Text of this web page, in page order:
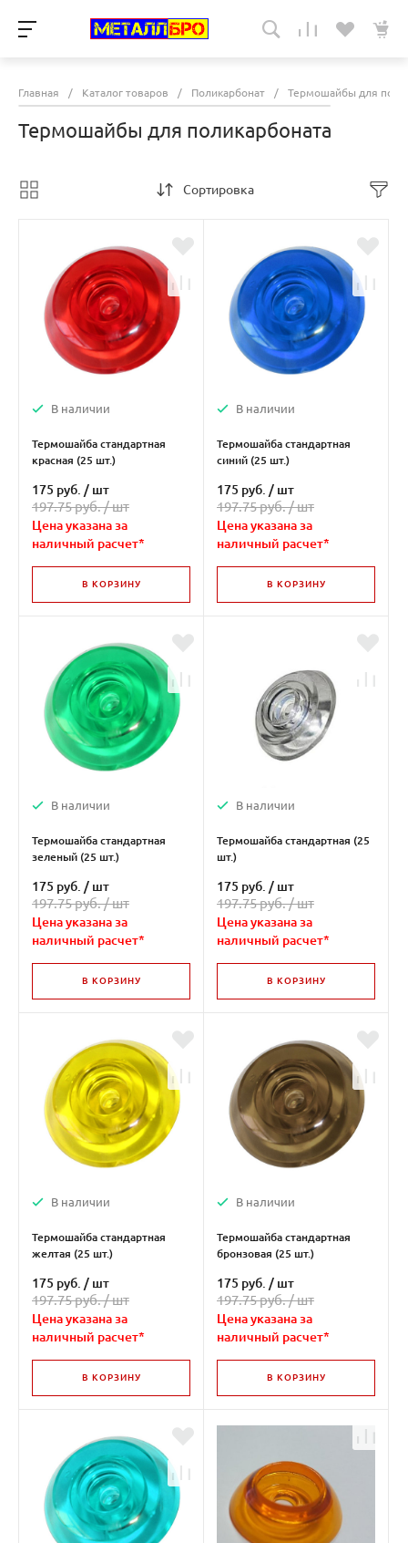
Главная / Каталог товаров / Поликарбонат / Термошайбы для
Термошайбы для поликарбоната
Сортировка
В наличии
Термошайба стандартная
красная (25 шт.)
175 руб. / шт
197.75 руб. /шт
Цена указана за
наличный расчет*
В КОРЗИНУ
В наличии
Термошайба стандартная
синий (25 шт.)
175 руб. / шт
197.75 руб. /шт
Цена указана за
наличный расчет*
В КОРЗИНУ
В наличии
Термошайба стандартная
зеленый (25 шт.)
175 руб. / шт
197.75 руб. /шт
Цена указана за
наличный расчет*
В КОРЗИНУ
В наличии
Термошайба стандартная (25
шт.)
175 руб. / шт
197.75 руб. /шт
Цена указана за
наличный расчет*
В КОРЗИНУ
В наличии
Термошайба стандартная
желтая (25 шт.)
175 руб. / шт
197.75 руб. /шт
Цена указана за
наличный расчет*
В КОРЗИНУ
В наличии
Термошайба стандартная
бронзовая (25 шт.)
175 руб. / шт
197.75 руб. /шт
Цена указана за
наличный расчет*
В КОРЗИНУ